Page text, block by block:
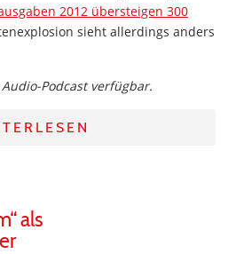
2012 übersteigen 300
sieht allerdings anders
Podcast verfügbar.
als